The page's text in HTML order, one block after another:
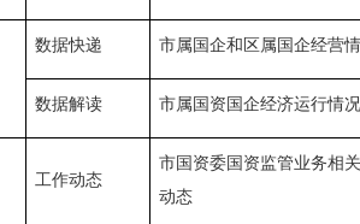
数据快递 市属国企和区属国企经营
数据解读 市属国资国企经济运行情况
工作动态
市国资委国资监管业务相
动态